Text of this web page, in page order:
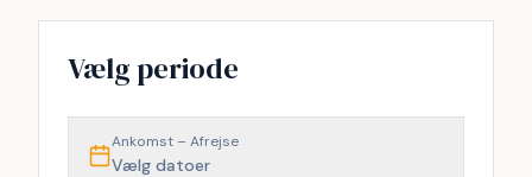
−
Vælg periode
Ankomst – Afrejse
Vælg datoer